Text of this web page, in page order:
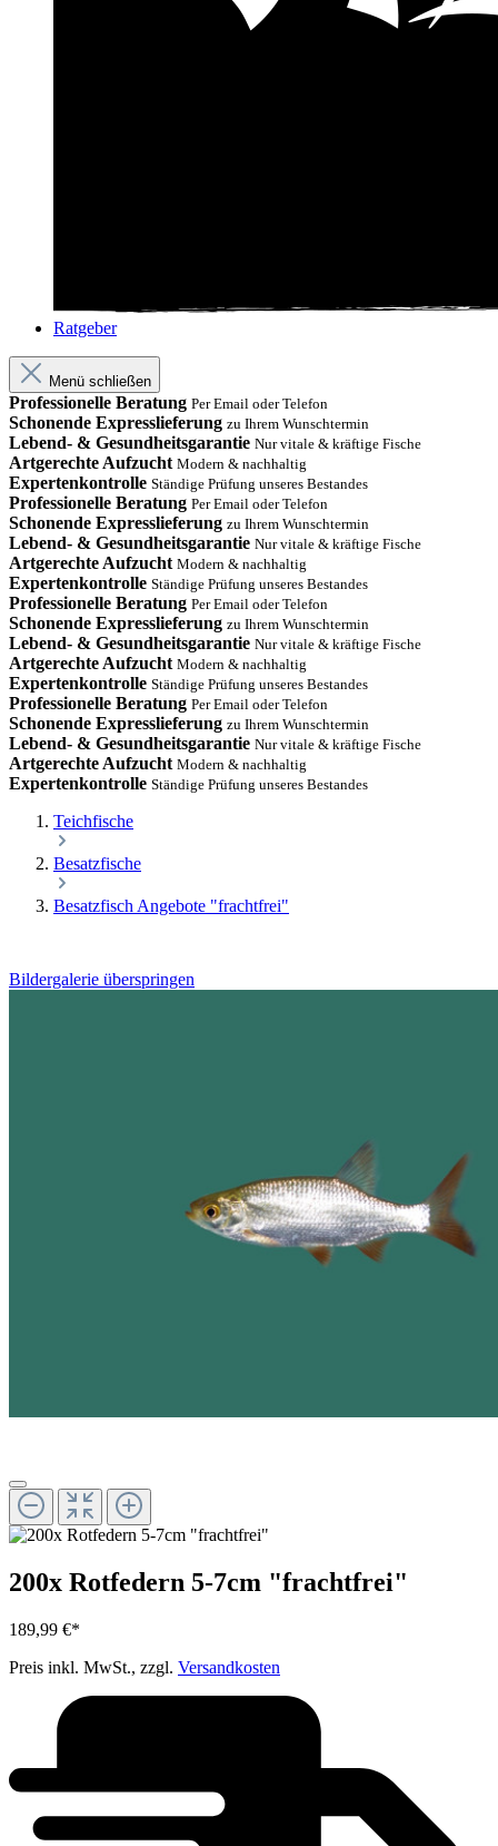
Ratgeber
Menü schließen
Professionelle Beratung Per Email oder Telefon
Schonende Expresslieferung zu Ihrem Wunschtermin
Lebend- & Gesundheitsgarantie Nur vitale & kräftige Fische
Artgerechte Aufzucht Modern & nachhaltig
Expertenkontrolle Ständige Prüfung unseres Bestandes
Professionelle Beratung Per Email oder Telefon
Schonende Expresslieferung zu Ihrem Wunschtermin
Lebend- & Gesundheitsgarantie Nur vitale & kräftige Fische
Artgerechte Aufzucht Modern & nachhaltig
Expertenkontrolle Ständige Prüfung unseres Bestandes
Professionelle Beratung Per Email oder Telefon
Schonende Expresslieferung zu Ihrem Wunschtermin
Lebend- & Gesundheitsgarantie Nur vitale & kräftige Fische
Artgerechte Aufzucht Modern & nachhaltig
Expertenkontrolle Ständige Prüfung unseres Bestandes
Professionelle Beratung Per Email oder Telefon
Schonende Expresslieferung zu Ihrem Wunschtermin
Lebend- & Gesundheitsgarantie Nur vitale & kräftige Fische
Artgerechte Aufzucht Modern & nachhaltig
Expertenkontrolle Ständige Prüfung unseres Bestandes
Teichfische
Besatzfische
Besatzfisch Angebote "frachtfrei"
Bildergalerie überspringen
200x Rotfedern 5-7cm "frachtfrei"
189,99 €*
Preis inkl. MwSt., zzgl. Versandkosten